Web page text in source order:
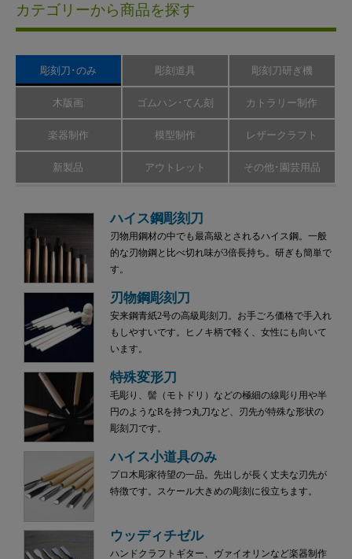
カテゴリーから商品を探す
彫刻刀･のみ 彫刻道具 彫刻刀研ぎ機
木版画 ゴムハン･てん刻 カトラリー制作
楽器制作 模型制作 レザークラフト
新製品 アウトレット その他･園芸用品
ハイス鋼彫刻刀
刃物用鋼材の中でも最高級とされるハイス鋼。一般
的な刃物鋼と比べ切れ味が3倍長持ち。研ぎも簡単で
す。
刃物鋼彫刻刀
安来鋼青紙2号の高級彫刻刀。お手ごろ価格で手入れ
もしやすいです。ヒノキ柄で軽く、女性にも向いて
います。
特殊変形刀
毛彫り、髻（モトドリ）などの極細の線彫り用や半
円のようなRを持つ丸刀など、刃先が特殊な形状の
彫刻刀です。
ハイス小道具のみ
プロ木彫家待望の一品。先出しが長く丈夫な刃先が
特徴です。スケール大きめの彫刻に役立ちます。
ウッディチゼル
ハンドクラフトギター、ヴァイオリンなど楽器制作